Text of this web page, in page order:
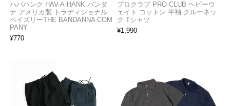
ハバハンク HAV-A-HANK バンダ
ナ アメリカ製 トラディショナル
ペイズリーTHE BANDANNA COM
PANY
¥770
プロクラブ PRO CLUB ヘビーウ
ェイト コットン 半袖 クルーネッ
ク Tシャツ
¥1,990